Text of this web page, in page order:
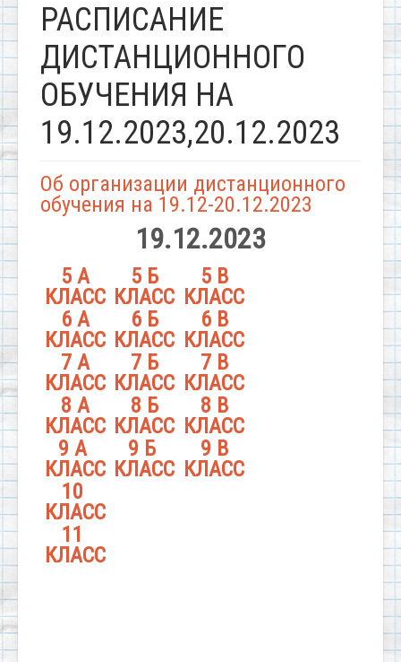
РАСПИСАНИЕ
ДИСТАНЦИОННОГО
ОБУЧЕНИЯ НА
19.12.2023,20.12.2023
Об организации дистанционного
обучения на 19.12-20.12.2023
19.12.2023
5 А
КЛАСС
5 Б
КЛАСС
5 В
КЛАСС
6 А
КЛАСС
6 Б
КЛАСС
6 В
КЛАСС
7 А
КЛАСС
7 Б
КЛАСС
7 В
КЛАСС
8 А
КЛАСС
8 Б
КЛАСС
8 В
КЛАСС
9 А
КЛАСС
9 Б
КЛАСС
9 В
КЛАСС
10
КЛАСС
11
КЛАСС